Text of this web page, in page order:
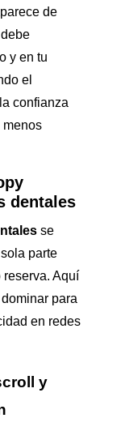
de
y en tu
el
confianza
menos
dentales
se
parte
Aquí
para
en redes
y